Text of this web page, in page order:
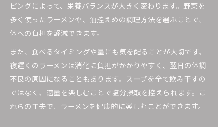
ピングによって、栄養バランスが大きく変わります。野菜を
多く使ったラーメンや、油控えめの調理方法を選ぶことで、
体への負担を軽減できます。
また、食べるタイミングや量にも気を配ることが大切です。
夜遅くのラーメンは消化に負担がかかりやすく、翌日の体調
不良の原因になることもあります。スープを全て飲み干すの
ではなく、適量を楽しむことで塩分摂取を控えられます。こ
れらの工夫で、ラーメンを健康的に楽しむことができます。